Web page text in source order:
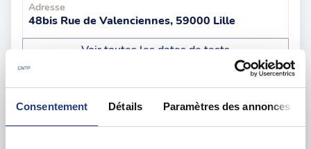
Consentement Détails Paramètres des annonces
Adresse
48bis Rue de Valenciennes, 59000 Lille
Voir toutes les dates de tests
jeu. 20 août
117.00 €